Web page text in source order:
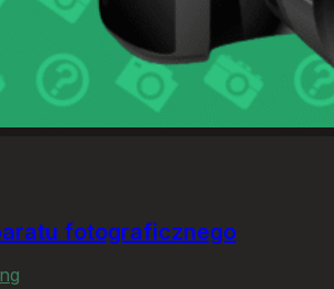
fotograficznego